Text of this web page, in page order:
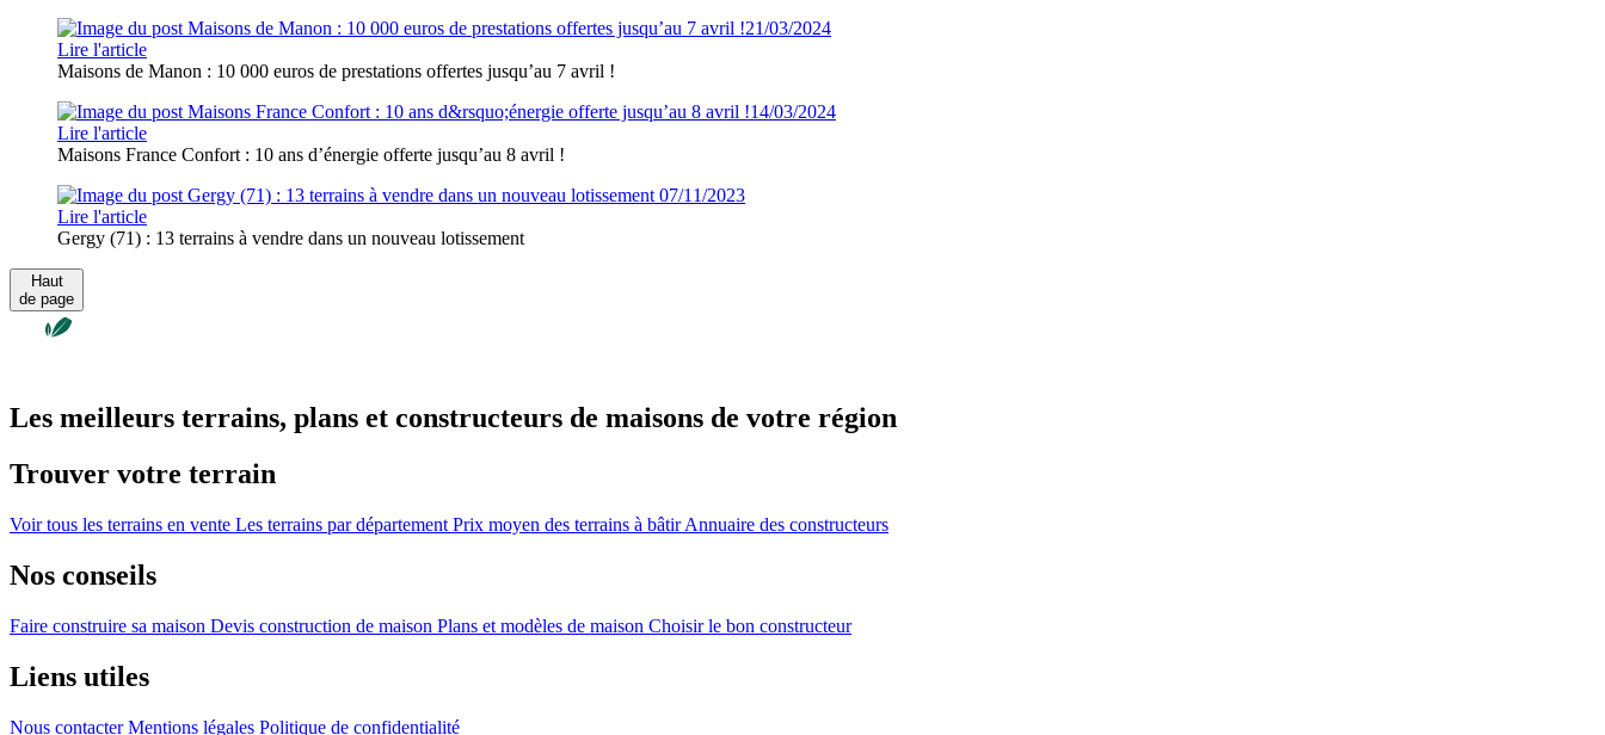
21/03/2024
Lire l'article
Maisons de Manon : 10 000 euros de prestations offertes jusqu’au 7 avril !
14/03/2024
Lire l'article
Maisons France Confort : 10 ans d’énergie offerte jusqu’au 8 avril !
07/11/2023
Lire l'article
Gergy (71) : 13 terrains à vendre dans un nouveau lotissement
Haut
de page
Les meilleurs terrains, plans et constructeurs de maisons de votre région
Trouver votre terrain
Voir tous les terrains en vente Les terrains par département Prix moyen des terrains à bâtirAnnuaire des constructeurs
Nos conseils
Faire construire sa maison Devis construction de maison Plans et modèles de maison Choisir le bon constructeur
Liens utiles
Nous contacterMentions légales Politique de confidentialité